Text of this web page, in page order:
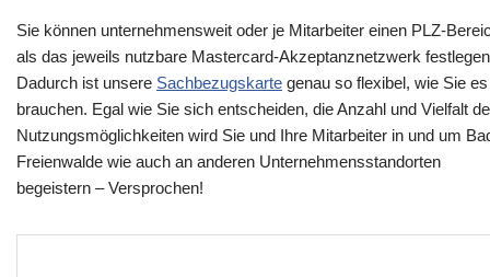
Sie können unternehmensweit oder je Mitarbeiter einen PLZ-
als das jeweils nutzbare Mastercard-Akzeptanznetzwerk
Dadurch ist unsere Sachbezugskarte genau so flexibel, wie Sie es
brauchen. Egal wie Sie sich entscheiden, die Anzahl und Vielfalt
Nutzungsmöglichkeiten wird Sie und Ihre Mitarbeiter in und um
Freienwalde wie auch an anderen Unternehmensstandorten
begeistern – Versprochen!